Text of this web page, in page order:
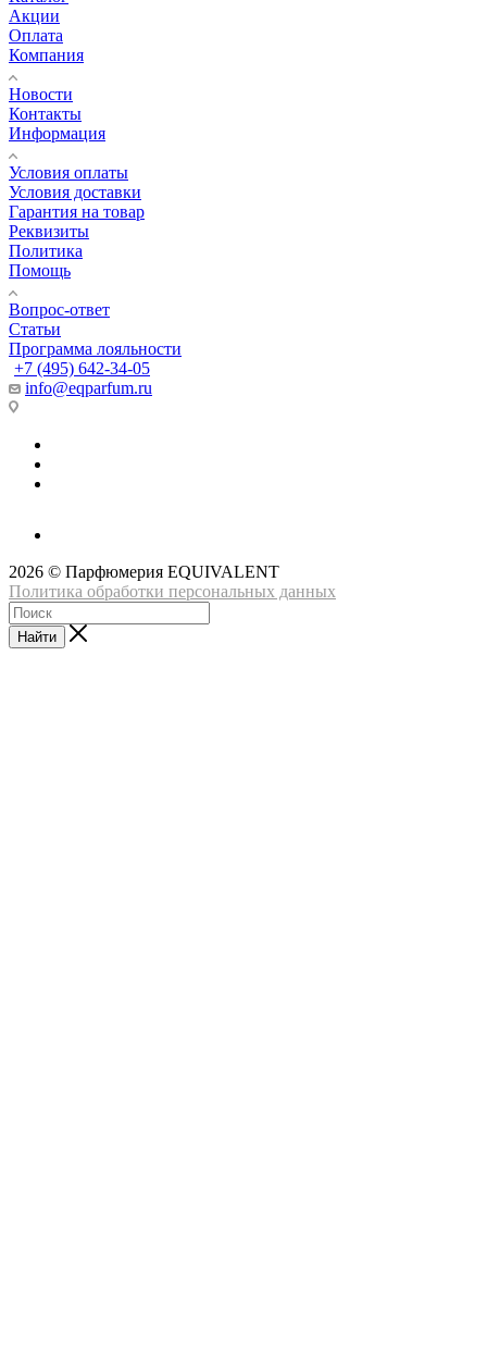
Акции
Оплата
Компания
Новости
Контакты
Информация
Условия оплаты
Условия доставки
Гарантия на товар
Реквизиты
Политика
Помощь
Вопрос-ответ
Статьи
Программа лояльности
+7 (495) 642-34-05
info@eqparfum.ru
2026 © Парфюмерия EQUIVALENT
Политика обработки персональных данных
Найти